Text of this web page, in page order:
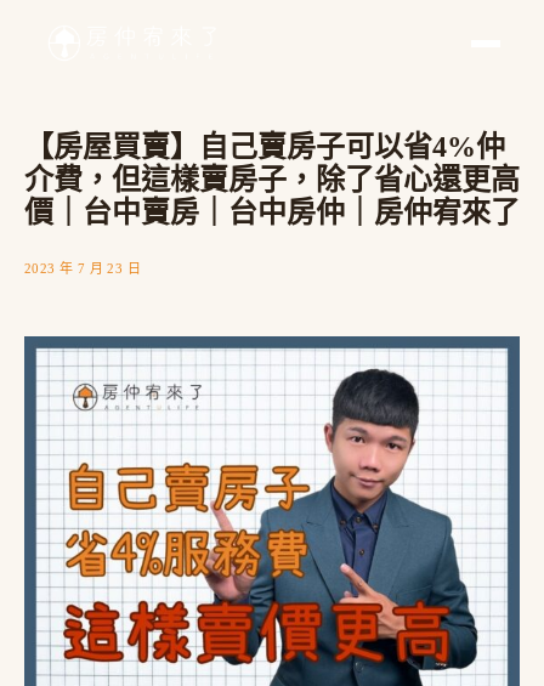
【房屋買賣】自己賣房子可以省4%仲
介費，但這樣賣房子，除了省心還更高
價｜台中賣房｜台中房仲｜房仲宥來了
2023 年 7 月 23 日